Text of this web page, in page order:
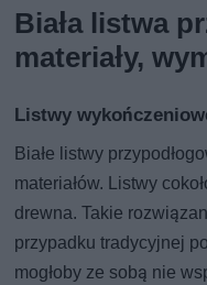
Biała listwa
materiały,
Listwy
Białe listwy
materiałów. Listwy
drewna. Takie
przypadku tradycyjnej
mogłoby ze sobą nie